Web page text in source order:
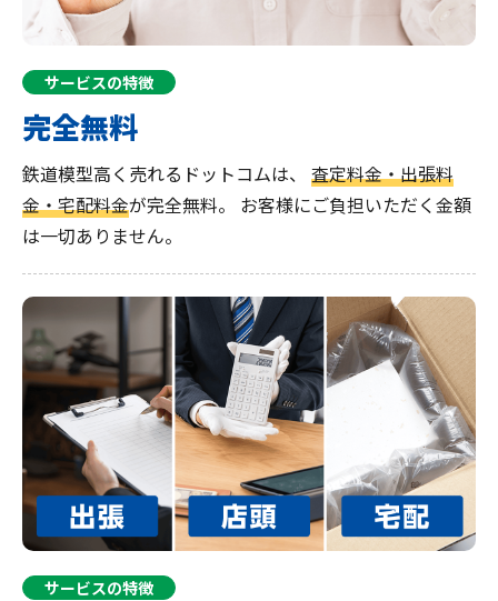
サービスの特徴
完全無料
鉄道模型高く売れるドットコムは、 査定料金・出張料
金・宅配料金が完全無料。 お客様にご負担いただく金額
は一切ありません。
サービスの特徴